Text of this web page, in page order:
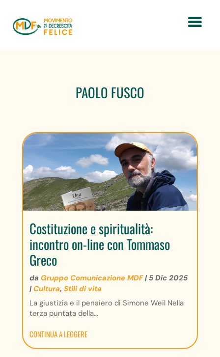
PAOLO FUSCO
Costituzione e spiritualità:
incontro on-line con Tommaso
Greco
da Gruppo Comunicazione MDF| 5 Dic 2025
| Cultura, Stili di vita
La giustizia e il pensiero di Simone Weil Nella
terza puntata della...
CONTINUA A LEGGERE